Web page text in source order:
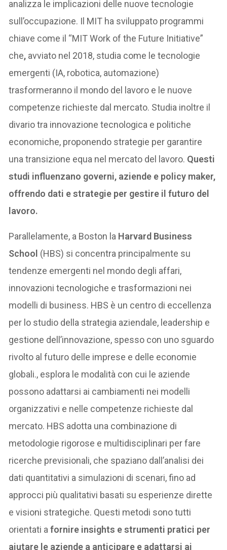
analizza le implicazioni delle nuove tecnologie
sull’occupazione. Il MIT ha sviluppato programmi
chiave come il “MIT Work of the Future Initiative”
che, avviato nel 2018, studia come le tecnologie
emergenti (IA, robotica, automazione)
trasformeranno il mondo del lavoro e le nuove
competenze richieste dal mercato. Studia inoltre il
divario tra innovazione tecnologica e politiche
economiche, proponendo strategie per garantire
una transizione equa nel mercato del lavoro. Questi
studi influenzano governi, aziende e policy maker,
offrendo dati e strategie per gestire il futuro del
lavoro.
Parallelamente, a Boston la Harvard Business
School (HBS) si concentra principalmente su
tendenze emergenti nel mondo degli affari,
innovazioni tecnologiche e trasformazioni nei
modelli di business. HBS è un centro di eccellenza
per lo studio della strategia aziendale, leadership e
gestione dell’innovazione, spesso con uno sguardo
rivolto al futuro delle imprese e delle economie
globali., esplora le modalità con cui le aziende
possono adattarsi ai cambiamenti nei modelli
organizzativi e nelle competenze richieste dal
mercato. HBS adotta una combinazione di
metodologie rigorose e multidisciplinari per fare
ricerche previsionali, che spaziano dall’analisi dei
dati quantitativi a simulazioni di scenari, fino ad
approcci più qualitativi basati su esperienze dirette
e visioni strategiche. Questi metodi sono tutti
orientati afornire insights e strumenti pratici per
aiutare le aziende a anticipare e adattarsi ai